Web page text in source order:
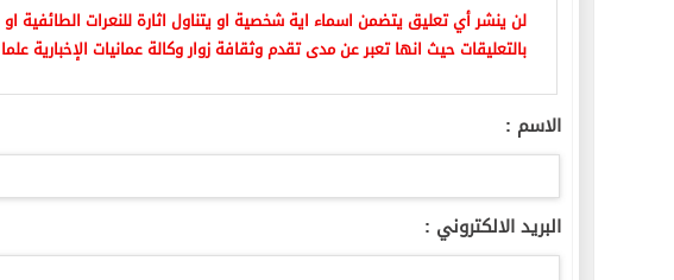
لن ينشر أي تعليق يتضمن اسماء اية شخصية او يتناول اثارة للنعرات الطائفية
بالتعليقات حيث انها تعبر عن مدى تقدم وثقافة زوار وكالة عمانيات الإخبارية
الاسم :
البريد الالكتروني :